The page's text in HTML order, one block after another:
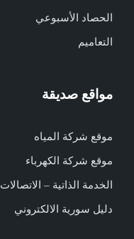
الحصاد الأسبوعي
التعاميم
مواقع صديقة
موقع شركة المياه
موقع شركة الكهرباء
الخدمة الذاتية – الاتصالات
دليل سورية الالكتروني